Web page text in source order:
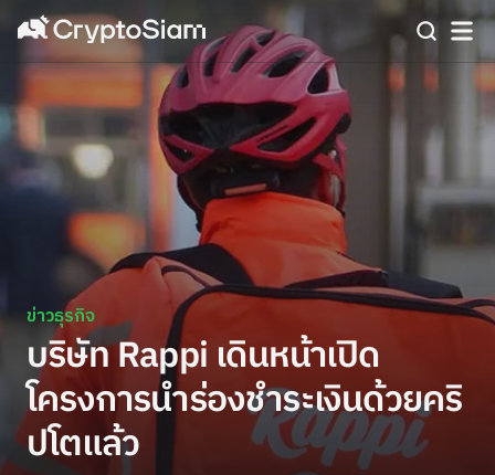
ข่าวธุรกิจ
บริษัท Rappi เดินหน้าเปิด
โครงการนำร่องชำระเงินด้วยคริ
ปโตแล้ว